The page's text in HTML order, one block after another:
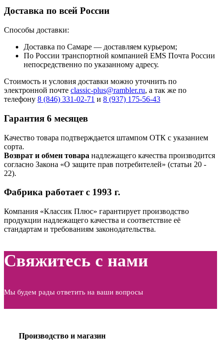
Доставка по всей России
Способы доставки:
Доставка по Самаре — доставляем курьером;
По России транспортной компанией EMS Почта России
непосредственно по указанному адресу.
Стоимость и условия доставки можно уточнить по
электронной почте classic-plus@rambler.ru, а так же по
телефону 8 (846) 331-02-71 и 8 (937) 175-56-43
Гарантия 6 месяцев
Качество товара подтверждается штампом ОТК с указанием
сорта.
Возврат и обмен товара надлежащего качества производится
согласно Закона «О защите прав потребителей» (статьи 20 ‑
22).
Фабрика работает с 1993 г.
Компания «Классик Плюс» гарантирует производство
продукции надлежащего качества и соответствие её
стандартам и требованиям законодательства.
Свяжитесь с нами
Мы будем рады ответить на ваши вопросы
Производство и магазин